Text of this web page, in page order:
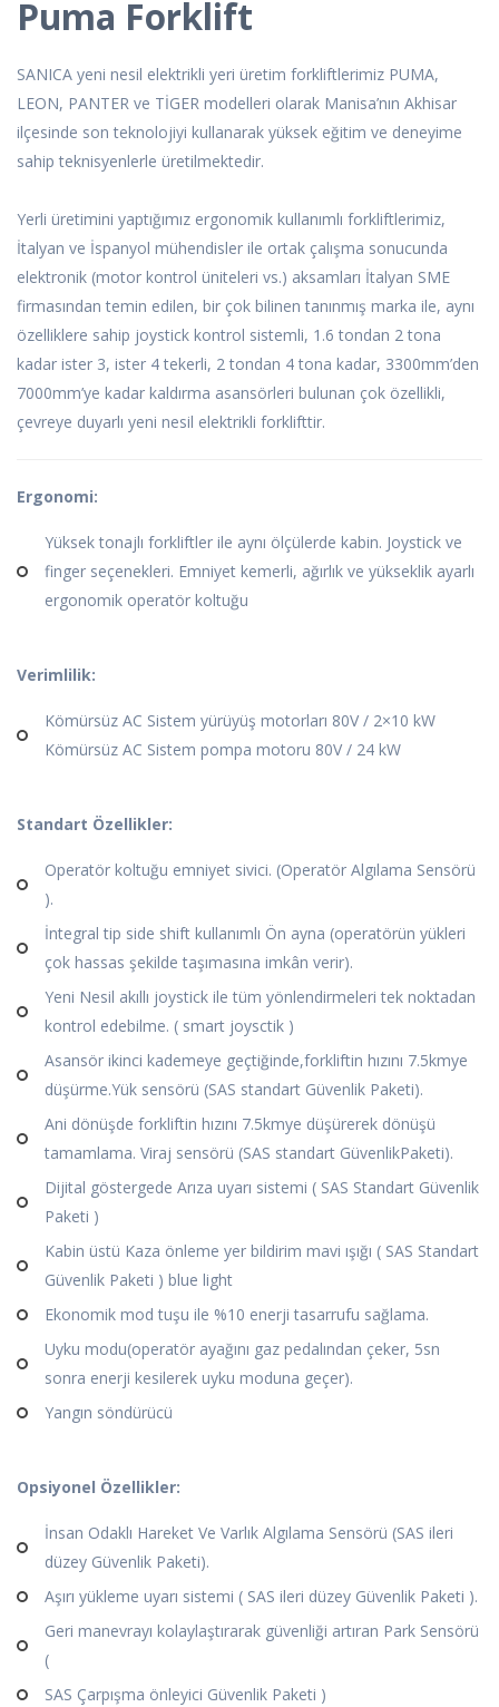
Puma Forklift
SANICA yeni nesil elektrikli yeri üretim forkliftlerimiz PUMA,
LEON, PANTER ve TİGER modelleri olarak Manisa’nın Akhisar
ilçesinde son teknolojiyi kullanarak yüksek eğitim ve deneyime
sahip teknisyenlerle üretilmektedir.
Yerli üretimini yaptığımız ergonomik kullanımlı forkliftlerimiz,
İtalyan ve İspanyol mühendisler ile ortak çalışma sonucunda
elektronik (motor kontrol üniteleri vs.) aksamları İtalyan SME
firmasından temin edilen, bir çok bilinen tanınmış marka ile, aynı
özelliklere sahip joystick kontrol sistemli, 1.6 tondan 2 tona
kadar ister 3, ister 4 tekerli, 2 tondan 4 tona kadar, 3300mm’den
7000mm’ye kadar kaldırma asansörleri bulunan çok özellikli,
çevreye duyarlı yeni nesil elektrikli forklifttir.
Ergonomi:
Yüksek tonajlı forkliftler ile aynı ölçülerde kabin. Joystick ve
finger seçenekleri. Emniyet kemerli, ağırlık ve yükseklik ayarlı
ergonomik operatör koltuğu
Verimlilik:
Kömürsüz AC Sistem yürüyüş motorları 80V / 2×10 kW
Kömürsüz AC Sistem pompa motoru 80V / 24 kW
Standart Özellikler:
Operatör koltuğu emniyet sivici. (Operatör Algılama Sensörü
).
İntegral tip side shift kullanımlı Ön ayna (operatörün yükleri
çok hassas şekilde taşımasına imkân verir).
Yeni Nesil akıllı joystick ile tüm yönlendirmeleri tek noktadan
kontrol edebilme. ( smart joysctik )
Asansör ikinci kademeye geçtiğinde,forkliftin hızını 7.5kmye
düşürme.Yük sensörü (SAS standart Güvenlik Paketi).
Ani dönüşde forkliftin hızını 7.5kmye düşürerek dönüşü
tamamlama. Viraj sensörü (SAS standart GüvenlikPaketi).
Dijital göstergede Arıza uyarı sistemi ( SAS Standart Güvenlik
Paketi )
Kabin üstü Kaza önleme yer bildirim mavi ışığı ( SAS Standart
Güvenlik Paketi ) blue light
Ekonomik mod tuşu ile %10 enerji tasarrufu sağlama.
Uyku modu(operatör ayağını gaz pedalından çeker, 5sn
sonra enerji kesilerek uyku moduna geçer).
Yangın söndürücü
Opsiyonel Özellikler:
İnsan Odaklı Hareket Ve Varlık Algılama Sensörü (SAS ileri
düzey Güvenlik Paketi).
Aşırı yükleme uyarı sistemi ( SAS ileri düzey Güvenlik Paketi ).
Geri manevrayı kolaylaştırarak güvenliği artıran Park Sensörü
(
SAS Çarpışma önleyici Güvenlik Paketi )